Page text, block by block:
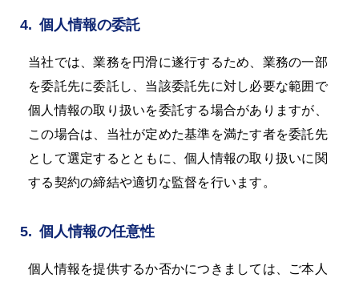
4. 個人情報の委託
当社では、業務を円滑に遂行するため、業務の一部
を委託先に委託し、当該委託先に対し必要な範囲で
個人情報の取り扱いを委託する場合がありますが、
この場合は、当社が定めた基準を満たす者を委託先
として選定するとともに、個人情報の取り扱いに関
する契約の締結や適切な監督を行います。
5. 個人情報の任意性
個人情報を提供するか否かにつきましては、ご本人